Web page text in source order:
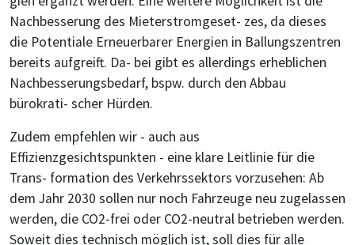
Nachbesserung des Mieterstromgeset- zes, da dieses
die Potentiale Erneuerbarer Energien in Ballungszentren
bereits aufgreift. Da- bei gibt es allerdings erheblichen
Nachbesserungsbedarf, bspw. durch den Abbau
bürokrati- scher Hürden.
Zudem empfehlen wir - auch aus
Effizienzgesichtspunkten - eine klare Leitlinie für die
Trans- formation des Verkehrssektors vorzusehen: Ab
dem Jahr 2030 sollen nur noch Fahrzeuge neu zugelassen
werden, die CO2-frei oder CO2-neutral betrieben werden.
Soweit dies technisch möglich ist, soll dies für alle